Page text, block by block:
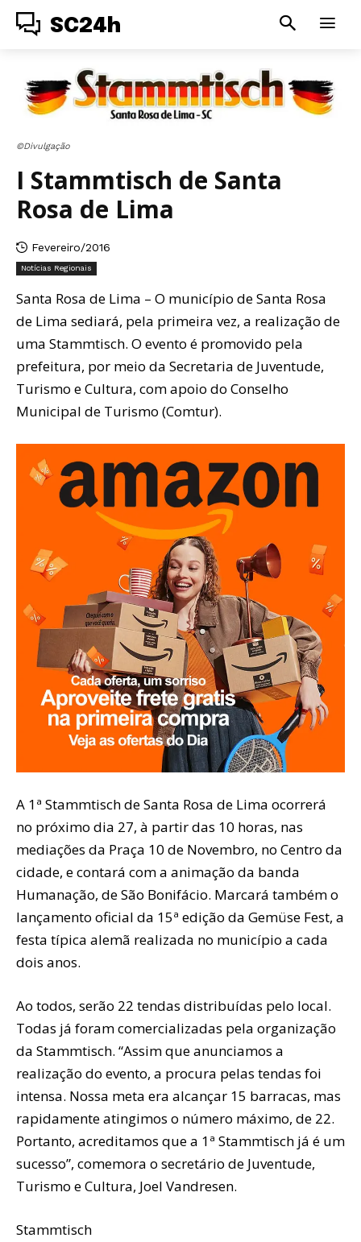
SC24h
©Divulgação
I Stammtisch de Santa
Rosa de Lima
Fevereiro/2016
Notícias Regionais
Santa Rosa de Lima – O município de Santa Rosa
de Lima sediará, pela primeira vez, a realização de
uma Stammtisch. O evento é promovido pela
prefeitura, por meio da Secretaria de Juventude,
Turismo e Cultura, com apoio do Conselho
Municipal de Turismo (Comtur).
A 1ª Stammtisch de Santa Rosa de Lima ocorrerá
no próximo dia 27, à partir das 10 horas, nas
mediações da Praça 10 de Novembro, no Centro da
cidade, e contará com a animação da banda
Humanação, de São Bonifácio. Marcará também o
lançamento oficial da 15ª edição da Gemüse Fest, a
festa típica alemã realizada no município a cada
dois anos.
Ao todos, serão 22 tendas distribuídas pelo local.
Todas já foram comercializadas pela organização
da Stammtisch. “Assim que anunciamos a
realização do evento, a procura pelas tendas foi
intensa. Nossa meta era alcançar 15 barracas, mas
rapidamente atingimos o número máximo, de 22.
Portanto, acreditamos que a 1ª Stammtisch já é um
sucesso”, comemora o secretário de Juventude,
Turismo e Cultura, Joel Vandresen.
Stammtisch